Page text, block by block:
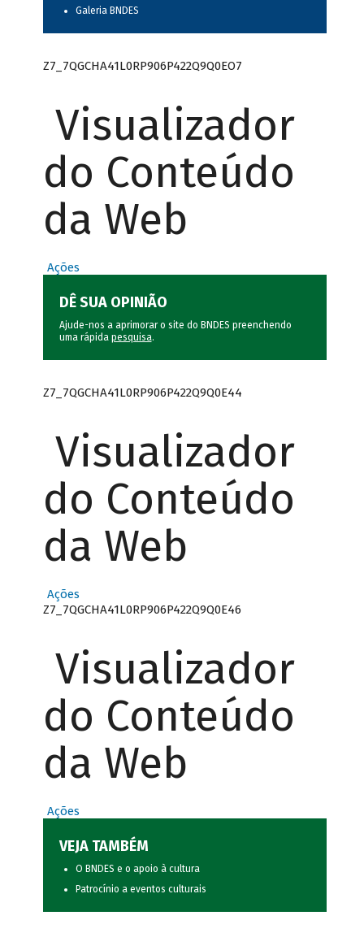
Galeria BNDES
Z7_7QGCHA41L0RP906P422Q9Q0EO7
Visualizador
do Conteúdo
da Web
Ações
DÊ SUA OPINIÃO
Ajude-nos a aprimorar o site do BNDES preenchendo
uma rápida pesquisa.
Z7_7QGCHA41L0RP906P422Q9Q0E44
Visualizador
do Conteúdo
da Web
Ações
Z7_7QGCHA41L0RP906P422Q9Q0E46
Visualizador
do Conteúdo
da Web
Ações
VEJA TAMBÉM
O BNDES e o apoio à cultura
Patrocínio a eventos culturais